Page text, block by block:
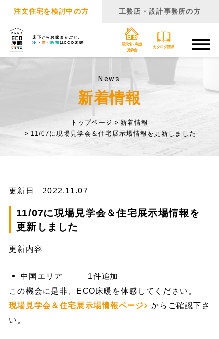
床下からお家まるごと。
冷 ・ 暖 ・ 除菌はECO床暖
展示場・完成
見学会
カタログ請求
注文住宅を検討中の方 工務店・設計事務所の方
News
新着情報
トップページ
新着情報
11/07に現場見学会＆住宅展示場情報を更新しました
更新日 2022.11.07
11/07に現場見学会＆住宅展示場情報を
更新しました
更新内容
中国エリア 1件追加
この機会に是非、ECO床暖を体感してください。
現場見学会＆住宅展示場情報ページ
からご確認下さ
い。